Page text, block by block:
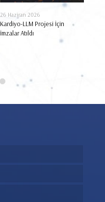
26 Haziran 2026
Kardiyo-LLM Projesi İçin
İmzalar Atıldı